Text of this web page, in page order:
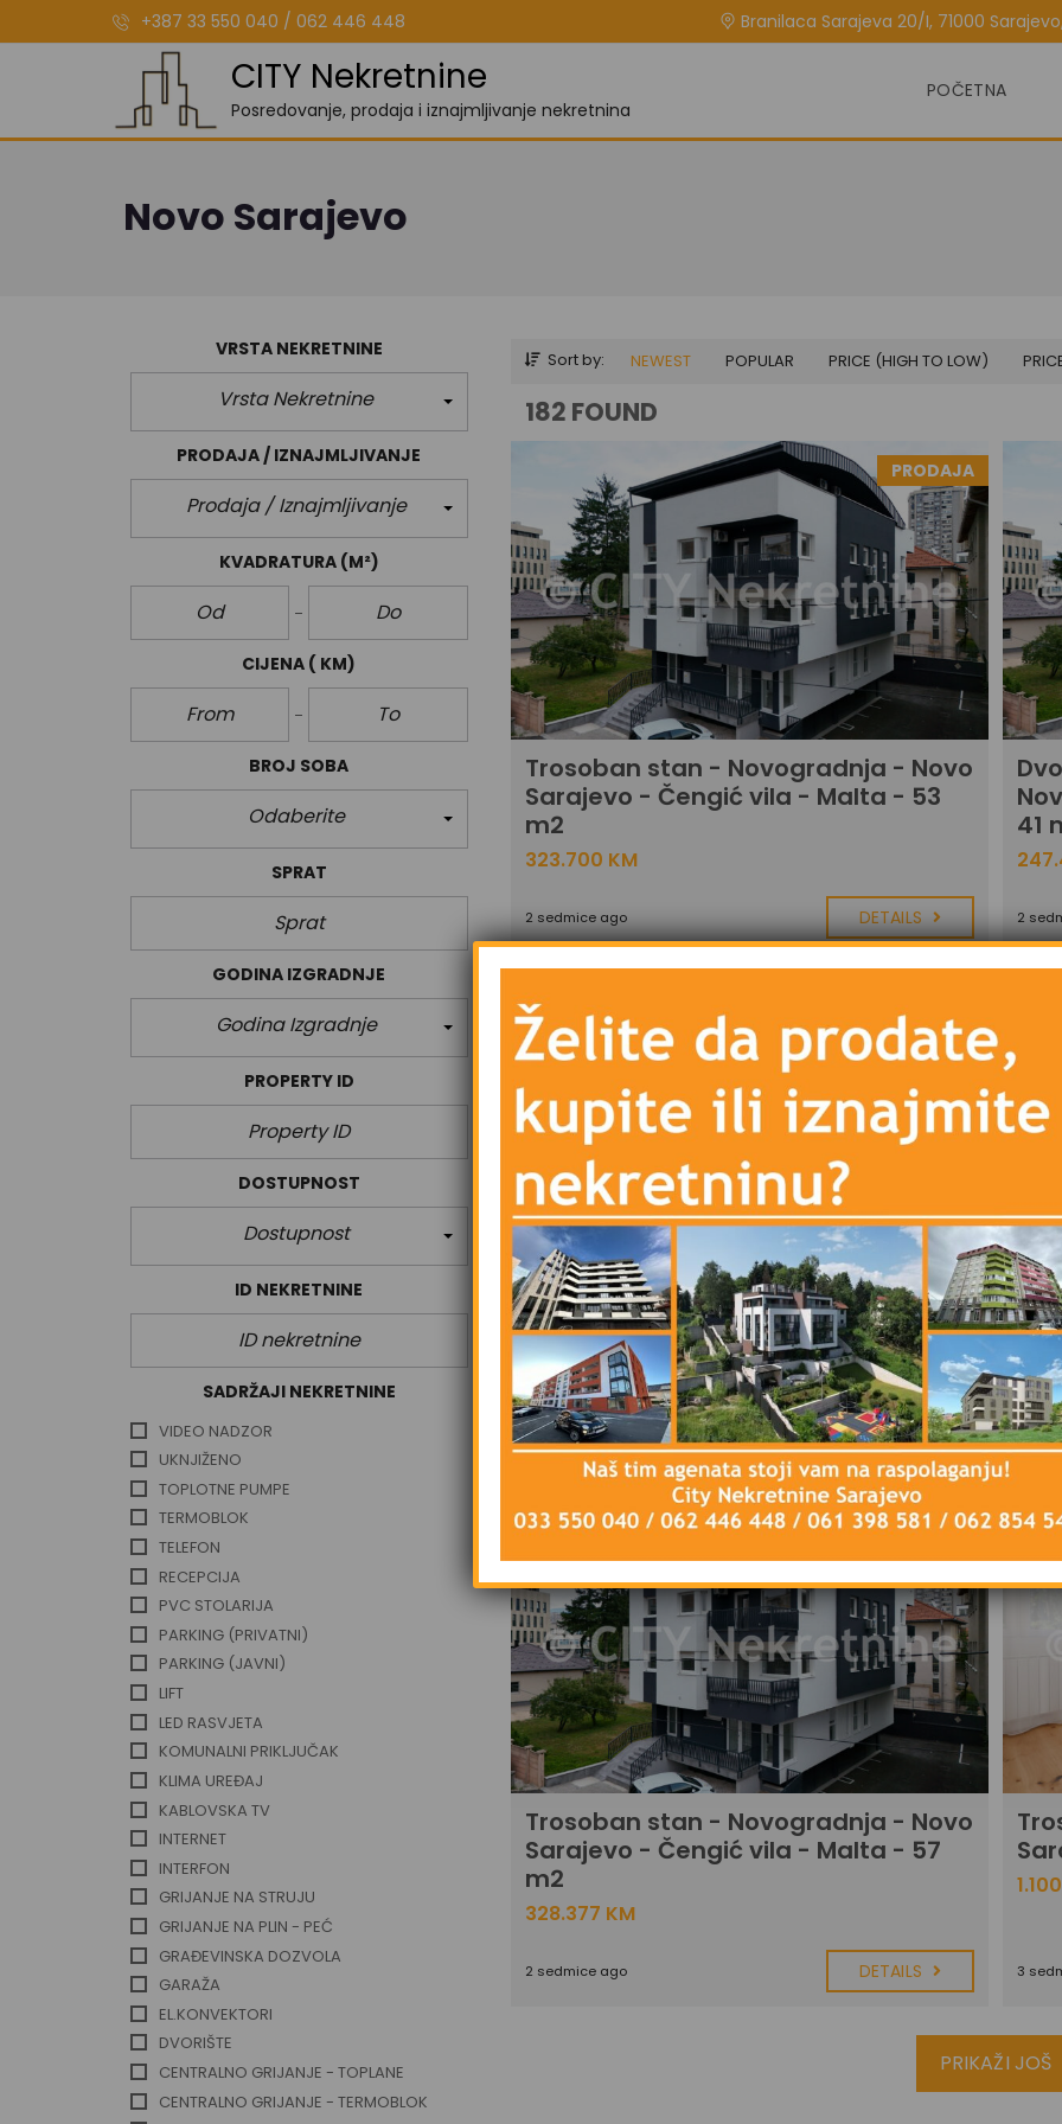
+387 33 550 040 / 062 446 448 Branilaca Sarajeva 20/I, 71000
CITY Nekretnine
Posredovanje, prodaja i iznajmljivanje nekretnina
POČETNA
Novo Sarajevo
VRSTA NEKRETNINE
Vrsta Nekretnine
PRODAJA / IZNAJMLJIVANJE
Prodaja / Iznajmljivanje
KVADRATURA (M²)
CIJENA ( KM)
BROJ SOBA
Odaberite
SPRAT
GODINA IZGRADNJE
Godina Izgradnje
PROPERTY ID
DOSTUPNOST
Dostupnost
ID NEKRETNINE
SADRŽAJI NEKRETNINE
VIDEO NADZOR
UKNJIŽENO
TOPLOTNE PUMPE
TERMOBLOK
TELEFON
RECEPCIJA
PVC STOLARIJA
PARKING (PRIVATNI)
PARKING (JAVNI)
LIFT
LED RASVJETA
KOMUNALNI PRIKLJUČAK
KLIMA UREĐAJ
KABLOVSKA TV
INTERNET
INTERFON
GRIJANJE NA STRUJU
GRIJANJE NA PLIN - PEĆ
GRAĐEVINSKA DOZVOLA
GARAŽA
EL.KONVEKTORI
DVORIŠTE
CENTRALNO GRIJANJE - TOPLANE
CENTRALNO GRIJANJE - TERMOBLOK
Sort by: NEWEST POPULAR PRICE (HIGH TO LOW)
182 FOUND
PRODAJA
Trosoban stan - Novogradnja - Novo
Sarajevo - Čengić vila - Malta - 53
m2
323.700 KM
2 sedmice ago DETAILS
41
2
Dvosoban stan - Novogradnja -
Novo Sarajevo - Čengić vila - Malta -
46 m2
278.880 KM
2 sedmice ago DETAILS
m2
2
PRODAJA
Trosoban stan - Novogradnja - Novo
Sarajevo - Čengić vila - Malta - 57
m2
328.377 KM
2 sedmice ago DETAILS 3
PRIKAŽI JOŠ